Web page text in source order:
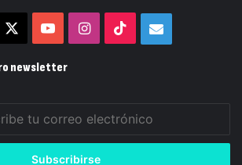
YouTubeInstagram
TikTok
newsletter